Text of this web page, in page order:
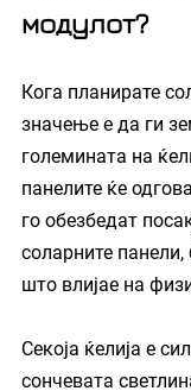
модулот?
Кога планирате
значење е да ги
големината на
панелите ќе
го обезбедат
соларните
што влијае на
Секоја ќелија е
сончевата